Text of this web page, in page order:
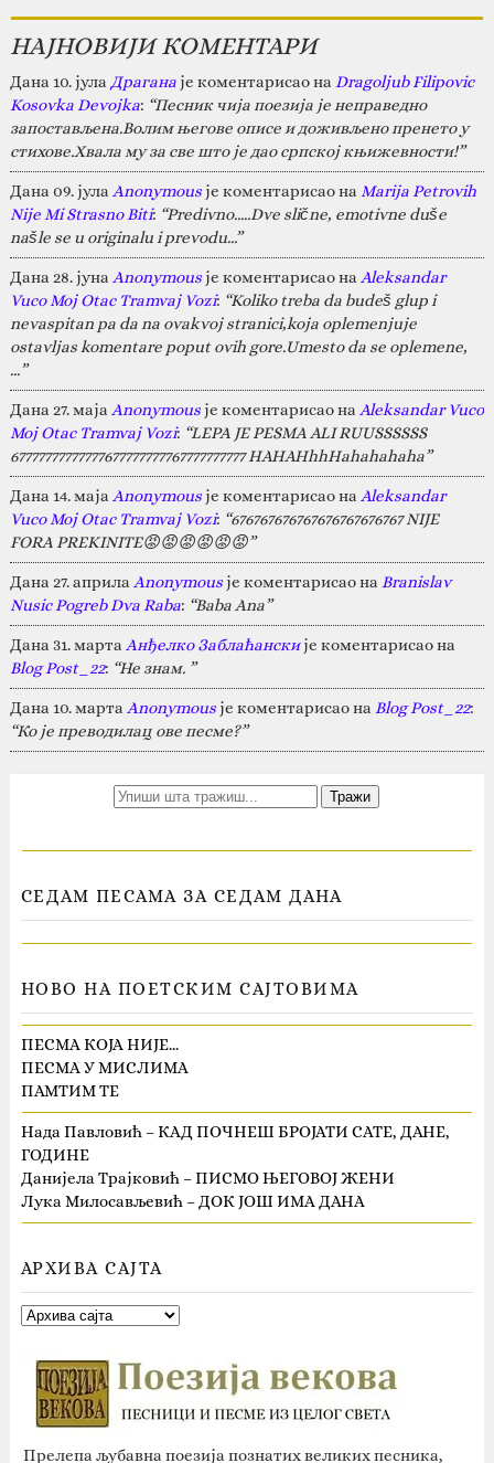
НАЈНОВИЈИ КОМЕНТАРИ
Дана 10. јула Драганаје коментарисао на Dragoljub Filipovic
Kosovka Devojka: “Песник чија поезија је неправедно
запостављена.Волим његове описе и доживљено пренето у
стихове.Хвала му за све што је дао српској књижевности!”
Дана 09. јула Anonymousје коментарисао на Marija Petrovih
Nije Mi Strasno Biti: “Predivno.....Dve slične, emotivne duše
našle se u originalu i prevodu...”
Дана 28. јуна Anonymousје коментарисао на Aleksandar
Vuco Moj Otac Tramvaj Vozi: “Koliko treba da budeš glup i
nevaspitan pa da na ovakvoj stranici,koja oplemenjuje
ostavljas komentare poput ovih gore.Umesto da se oplemene,
…”
Дана 27. маја Anonymousје коментарисао на Aleksandar Vuco
Moj Otac Tramvaj Vozi: “LEPA JE PESMA ALI RUUSSSSSS
67777777777777677777777767777777777 HAHAHhhHahahahaha”
Дана 14. маја Anonymousје коментарисао на Aleksandar
Vuco Moj Otac Tramvaj Vozi: “676767676767676767676767 NIJE
FORA PREKINITE😡😡😡😡😡😡”
Дана 27. априла Anonymousје коментарисао на Branislav
Nusic Pogreb Dva Raba: “Baba Ana”
Дана 31. марта Анђелко Заблаћанскије коментарисао на
Blog Post_22: “Не знам. ”
Дана 10. марта Anonymousје коментарисао на Blog Post_22:
“Ко је преводилац ове песме?”
СЕДАМ ПЕСАМА ЗА СЕДАМ ДАНА
НОВО НА ПОЕТСКИМ САЈТОВИМА
ПЕСМА КОЈА НИЈЕ…
ПЕСМА У МИСЛИМА
ПАМТИМ ТЕ
Нада Павловић – КАД ПОЧНЕШ БРОЈАТИ САТЕ, ДАНЕ,
ГОДИНЕ
Данијела Трајковић – ПИСМО ЊЕГОВОЈ ЖЕНИ
Лука Милосављевић – ДОК ЈОШ ИМА ДАНА
АРХИВА САЈТА
Прелепа љубавна поезија познатих великих песника,